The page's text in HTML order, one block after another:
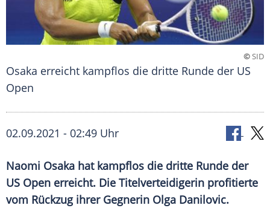
©SID
Osaka erreicht kampflos die dritte Runde der US
Open
02.09.2021 - 02:49 Uhr
Naomi Osaka hat kampflos die dritte Runde der
US Open erreicht. Die Titelverteidigerin profitierte
vom Rückzug ihrer Gegnerin Olga Danilovic.